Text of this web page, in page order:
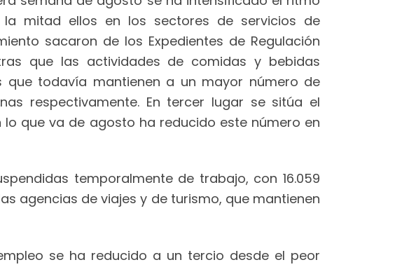
mitad ellos en los sectores de servicios de
sacaron de los Expedientes de Regulación
que las actividades de comidas y bebidas
que todavía mantienen a un mayor número de
respectivamente. En tercer lugar se sitúa el
lo que va de agosto ha reducido este número en
temporalmente de trabajo, con 16.059
agencias de viajes y de turismo, que mantienen
se ha reducido a un tercio desde el peor